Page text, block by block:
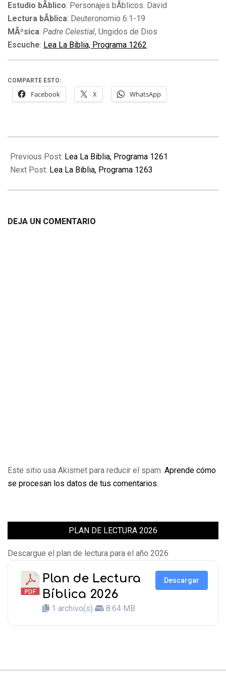
Estudio bÃ­blico: Personajes bÃ­blicos: David
Lectura bÃ­blica: Deuteronomio 6:1-19
MÃºsica: Padre Celestial, Ungidos de Dios
Escuche: Lea La Biblia, Programa 1262
COMPARTE ESTO:
Facebook X WhatsApp
12-
27
Previous Post: Lea La Biblia, Programa 1261
Next Post: Lea La Biblia, Programa 1263
DEJA UN COMENTARIO
Este sitio usa Akismet para reducir el spam. Aprende cómo
se procesan los datos de tus comentarios.
PLAN DE LECTURA 2026
Descargue el plan de lectura para el año 2026
Plan de Lectura
Bíblica 2026
1 archivo(s) 8.64 MB
Descargar